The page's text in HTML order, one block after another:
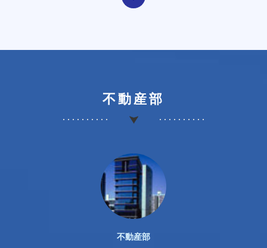
不動産部
不動産部